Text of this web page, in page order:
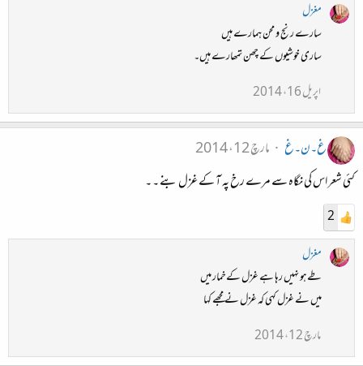
مغزل
سارے رنج و محن ہمارے ہیں
ساری خوشیوں کے چھن تمھارے ہیں۔
اپریل 16، 2014
غ۔ن۔غ
مارچ 12، 2014
کئی شعر اس کی نگاہ سے مرے رخ پہ آ کے غزل بنے ۔ ۔
2
مغزل
طےهو نهیں رها هے غزل کےخمار میں
میں نے غزل کهی که غزل نے مجھے کها
مارچ 12، 2014